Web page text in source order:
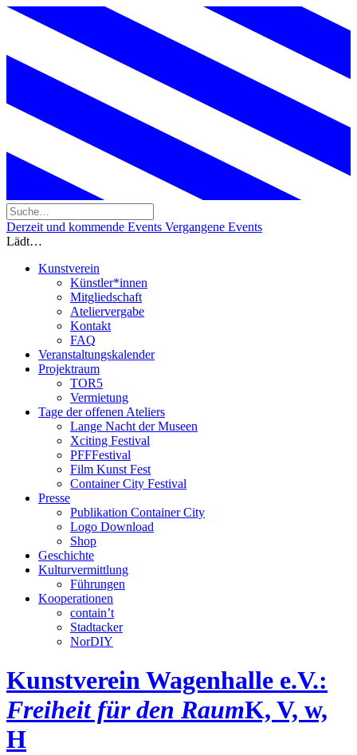
Derzeit und kommende Events Vergangene Events
Lädt…
Kunstverein
Künstler*innen
Mitgliedschaft
Ateliervergabe
Kontakt
FAQ
Veranstaltungskalender
Projektraum
TOR5
Vermietung
Tage der offenen Ateliers
Lange Nacht der Museen
Xciting Festival
PFFFestival
Film Kunst Fest
Container City Festival
Presse
Publikation Container City
Logo Download
Shop
Geschichte
Kulturvermittlung
Führungen
Kooperationen
contain’t
Stadtacker
NorDIY
Kunstverein Wagenhalle e.V.:
Freiheit für den RaumK, V, w,
H